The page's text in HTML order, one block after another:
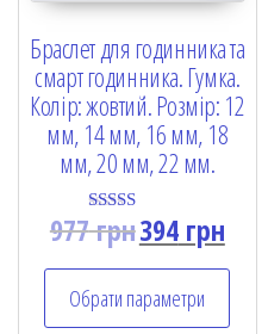
Браслет для годинника та
смарт годинника. Гумка.
Колір: жовтий. Розмір: 12
мм, 14 мм, 16 мм, 18
мм, 20 мм, 22 мм.
Rated
5.00
977грн394грн
Обрати параметри